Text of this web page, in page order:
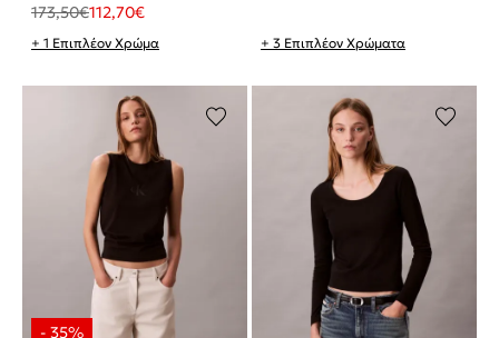
173,50€112,70€
+ 1 Επιπλέον Χρώμα + 3 Επιπλέον Χρώματα